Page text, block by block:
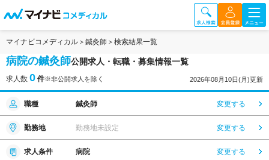
マイナビコメディカル 鍼灸師 検索結果一覧
病院の鍼灸師公開求人・転職・募集情報一覧
求人数 0 件※非公開求人を除く 2026年08月10日(月)更新
職種 鍼灸師 変更する
勤務地 勤務地未設定 変更する
求人条件 病院 変更する